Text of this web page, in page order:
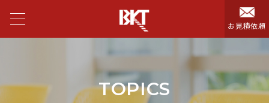
お見積依頼
TOPICS